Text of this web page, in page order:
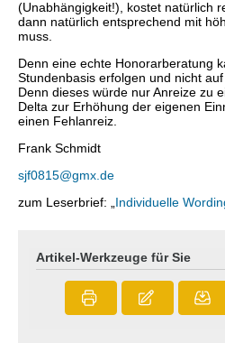
(Unabhängigkeit!), kostet natürlich
dann natürlich entsprechend mit
muss.
Denn eine echte Honorarberatung
Stundenbasis erfolgen und nicht
Denn dieses würde nur Anreize zu
Delta zur Erhöhung der eigenen
einen Fehlanreiz.
Frank Schmidt
sjf0815@gmx.de
zum Leserbrief: „ Individuelle
Artikel-Werkzeuge für Sie